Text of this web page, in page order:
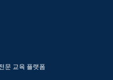
문 교육 플랫폼